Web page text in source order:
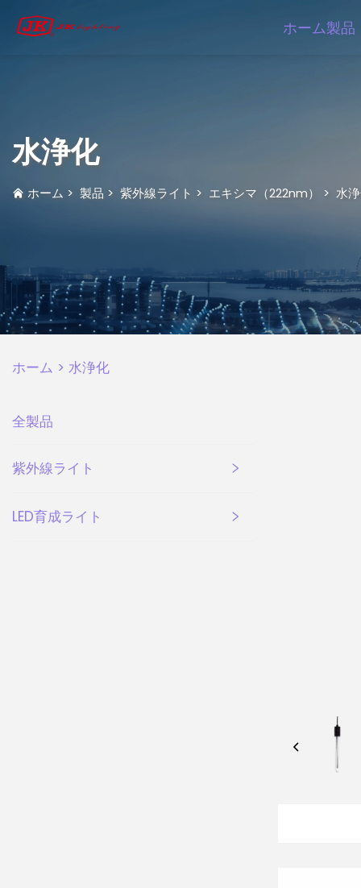
ホーム製品
水浄化
ホーム > 製品 > 紫外線ライト > エキシマ（222nm） > 水
ホーム > 水浄化
全製品
紫外線ライト
LED育成ライト